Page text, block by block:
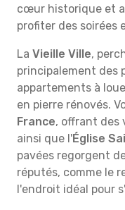
cœur historique et
profiter des soirées
La Vieille Ville,
principalement des
appartements à
en pierre rénovés.
France, offrant des
ainsi que l'Église
pavées regorgent
réputés, comme le
l'endroit idéal pour